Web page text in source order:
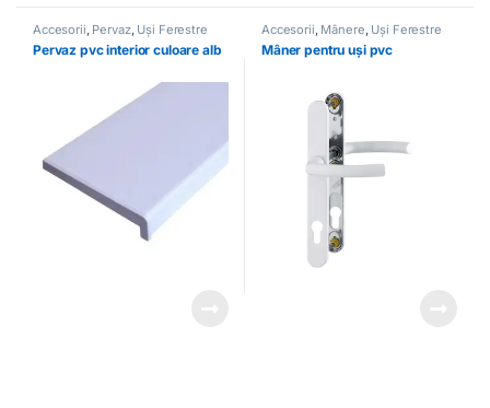
Accesorii, Pervaz, Uși Ferestre
Pervaz pvc interior culoare alb
Accesorii, Mânere, Uși Ferestre
Mâner pentru uși pvc